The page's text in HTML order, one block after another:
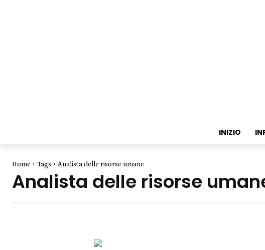
INIZIO
Home Tags Analista delle risorse umane
Analista delle risorse